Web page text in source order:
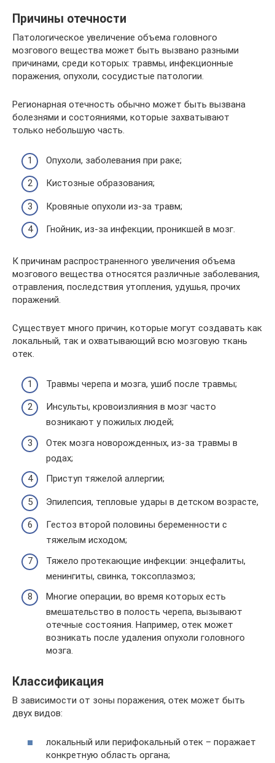
Причины отечности
Патологическое увеличение объема головного
мозгового вещества может быть вызвано разными
причинами, среди которых: травмы, инфекционные
поражения, опухоли, сосудистые патологии.
Регионарная отечность обычно может быть вызвана
болезнями и состояниями, которые захватывают
только небольшую часть.
Опухоли, заболевания при раке;
Кистозные образования;
Кровяные опухоли из-за травм;
Гнойник, из-за инфекции, проникшей в мозг.
К причинам распространенного увеличения объема
мозгового вещества относятся различные заболевания,
отравления, последствия утопления, удушья, прочих
поражений.
Существует много причин, которые могут создавать как
локальный, так и охватывающий всю мозговую ткань
отек.
Травмы черепа и мозга, ушиб после травмы;
Инсульты, кровоизлияния в мозг часто
возникают у пожилых людей;
Отек мозга новорожденных, из-за травмы в
родах;
Приступ тяжелой аллергии;
Эпилепсия, тепловые удары в детском возрасте,
Гестоз второй половины беременности с
тяжелым исходом;
Тяжело протекающие инфекции: энцефалиты,
менингиты, свинка, токсоплазмоз;
Многие операции, во время которых есть
вмешательство в полость черепа, вызывают
отечные состояния. Например, отек может
возникать после удаления опухоли головного
мозга.
Классификация
В зависимости от зоны поражения, отек может быть
двух видов:
локальный или перифокальный отек – поражает
конкретную область органа;